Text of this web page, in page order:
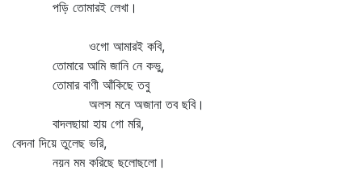
পড়ি তোমারই লেখা।
ওগো আমারই কবি,
তোমারে আমি জানি নে কভু,
তোমার বাণী আঁকিছে তবু
অলস মনে অজানা তব ছবি।
বাদলছায়া হায় গো মরি,
বেদনা দিয়ে তুলেছ ভরি,
নয়ন মম করিছে ছলোছলো।